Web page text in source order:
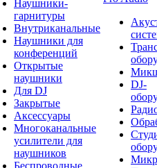
Наушники-
гарнитуры
Внутриканальные
Наушники для
конференций
Открытые
наушники
Для DJ
Закрытые
Аксессуары
Многоканальные
усилители для
наушников
Беспроводные
DJ-